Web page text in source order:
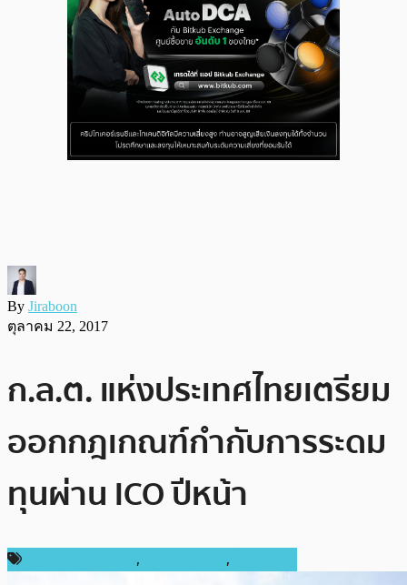
By Jiraboon
ตุลาคม 22, 2017
ก.ล.ต. แห่งประเทศไทยเตรียม
ออกกฎเกณฑ์กำกับการระดม
ทุนผ่าน ICO ปีหน้า
, ,